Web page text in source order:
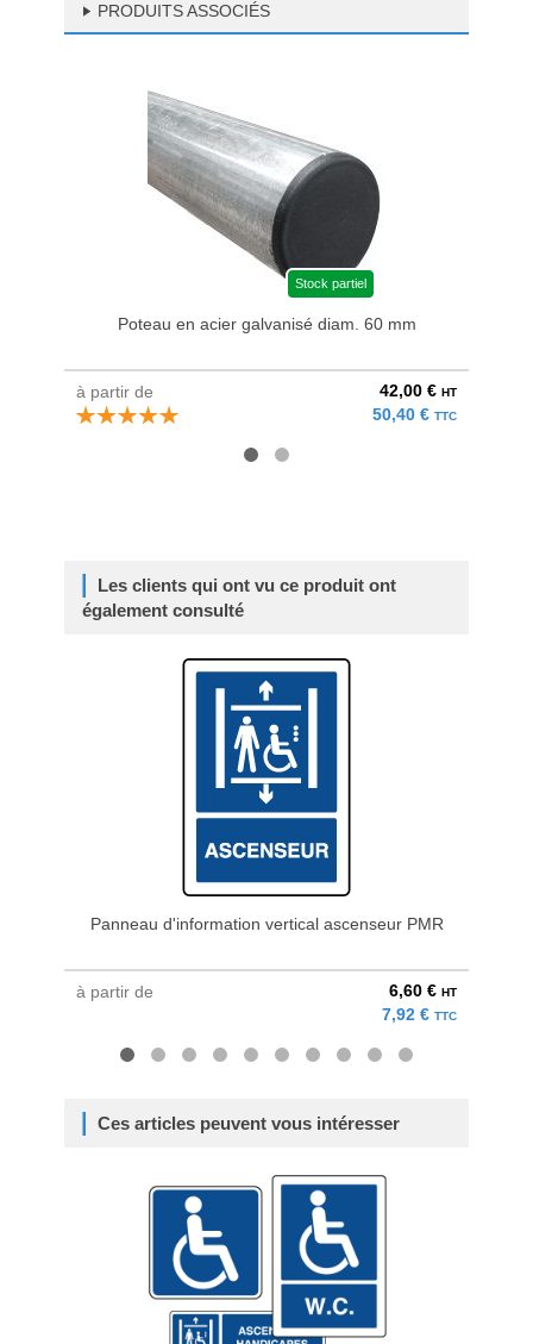
PRODUITS ASSOCIÉS
Stock partiel
Poteau en acier galvanisé diam. 60 mm
à partir de 42,00 € HT
50,40 € TTC
Les clients qui ont vu ce produit ont
également consulté
Panneau d'information vertical ascenseur PMR
à partir de 6,60 € HT
7,92 € TTC
Ces articles peuvent vous intéresser